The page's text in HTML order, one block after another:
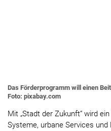
Das Förderprogramm will einen
Foto: pixabay.com
Mit „Stadt der Zukunft“ wird
Systeme, urbane Services